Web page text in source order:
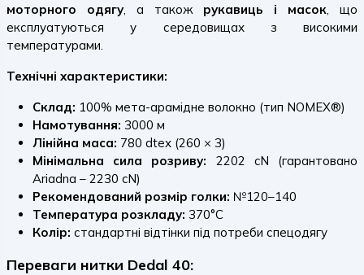
моторного одягу, а також рукавиць і масок, що
експлуатуються у середовищах з високими
температурами.
Технічні характеристики:
Склад: 100% мета-арамідне волокно (тип NOMEX®)
Намотування: 3000 м
Лінійна маса: 780 dtex (260 × 3)
Мінімальна сила розриву: 2202 cN (гарантовано
Ariadna – 2230 cN)
Рекомендований розмір голки: №120–140
Температура розкладу: 370°C
Колір: стандартні відтінки під потреби спецодягу
Переваги нитки Dedal 40: